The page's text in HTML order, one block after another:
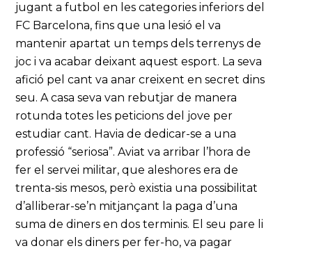
jugant a futbol en les categories inferiors del
FC Barcelona, fins que una lesió el va
mantenir apartat un temps dels terrenys de
joc i va acabar deixant aquest esport. La seva
afició pel cant va anar creixent en secret dins
seu. A casa seva van rebutjar de manera
rotunda totes les peticions del jove per
estudiar cant. Havia de dedicar-se a una
professió “seriosa”. Aviat va arribar l’hora de
fer el servei militar, que aleshores era de
trenta-sis mesos, però existia una possibilitat
d’alliberar-se’n mitjançant la paga d’una
suma de diners en dos terminis. El seu pare li
va donar els diners per fer-ho, va pagar